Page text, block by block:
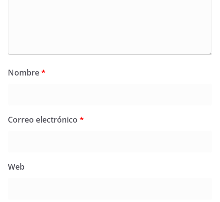
Nombre*
Correo electrónico *
Web